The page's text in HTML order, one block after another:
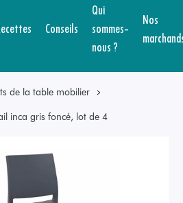
Conseils
Qui
sommes-
nous ?
Nos
de la table mobilier
inca gris foncé, lot de 4